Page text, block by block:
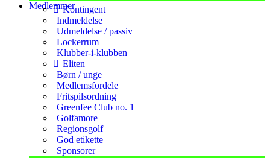
MedlemmerKontingent
Indmeldelse
Udmeldelse / passiv
Lockerrum
Klubber-i-klubben
Eliten
Børn / unge
Medlemsfordele
Fritspilsordning
Greenfee Club no. 1
Golfamore
Regionsgolf
God etikette
Sponsorer